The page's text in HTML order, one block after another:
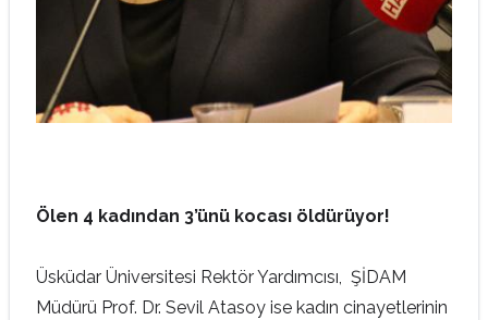
Ölen 4 kadından 3’ünü kocası öldürüyor!
Üsküdar Üniversitesi Rektör Yardımcısı, ŞİDAM
Müdürü Prof. Dr. Sevil Atasoy ise kadın cinayetlerinin